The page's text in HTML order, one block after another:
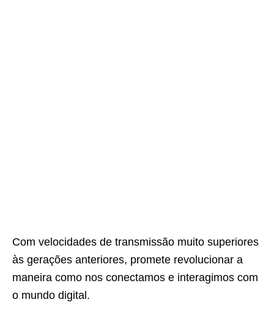
Com velocidades de transmissão muito superiores
às gerações anteriores, promete revolucionar a
maneira como nos conectamos e interagimos com
o mundo digital.